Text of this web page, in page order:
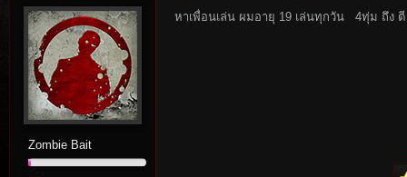
es
Zombie Bait
หาเพื่อนเล่น ผมอายุ 19 เล่นทุกวัน 4ทุ่ม ถึง ตี